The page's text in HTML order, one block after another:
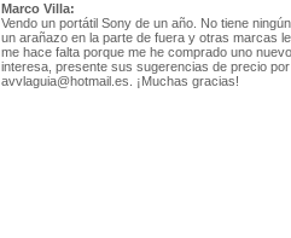
Marco Villa:
Vendo un portátil Sony de un año. No tiene
un arañazo en la parte de fuera y otras marcas
me hace falta porque me he comprado uno
interesa, presente sus sugerencias de precio
avvlaguia@hotmail.es. ¡Muchas gracias!